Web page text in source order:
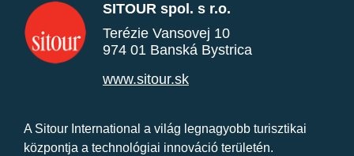
SITOUR spol. s r.o.
Terézie Vansovej 10
974 01 Banská Bystrica
www.sitour.sk
A Sitour International a világ legnagyobb turisztikai
központja a technológiai innováció területén.